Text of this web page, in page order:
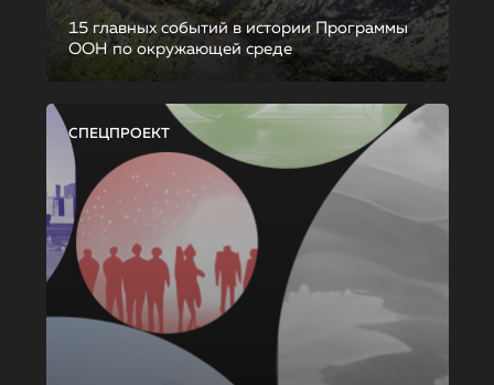
15 главных событий в истории Программы
ООН по окружающей среде
СПЕЦПРОЕКТ